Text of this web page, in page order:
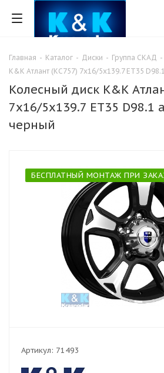
Главная - Каталог - Диски - Группа СКАД -
K&K Атлант (КС757) 7x16/5x139.7 ET35
Колесный диск K&K
7x16/5x139.7 ET35 D98.1
черный
БЕСПЛАТНЫЙ МОНТАЖ ПРИ
Артикул: 71493